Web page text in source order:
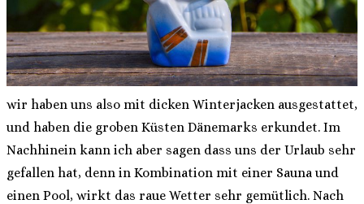
wir haben uns also mit dicken Winterjacken ausgestattet,
und haben die groben Küsten Dänemarks erkundet. Im
Nachhinein kann ich aber sagen dass uns der Urlaub sehr
gefallen hat, denn in Kombination mit einer Sauna und
einen Pool, wirkt das raue Wetter sehr gemütlich. Nach